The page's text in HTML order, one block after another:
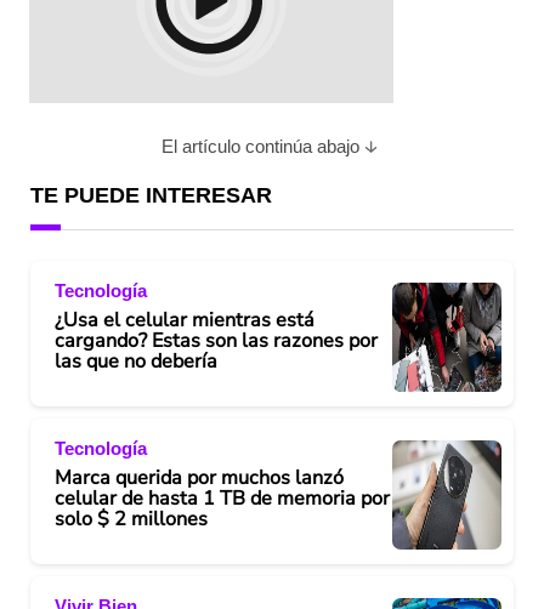
El artículo continúa abajo
TE PUEDE INTERESAR
Tecnología
¿Usa el celular mientras está
cargando? Estas son las razones por
las que no debería
Tecnología
Marca querida por muchos lanzó
celular de hasta 1 TB de memoria por
solo $ 2 millones